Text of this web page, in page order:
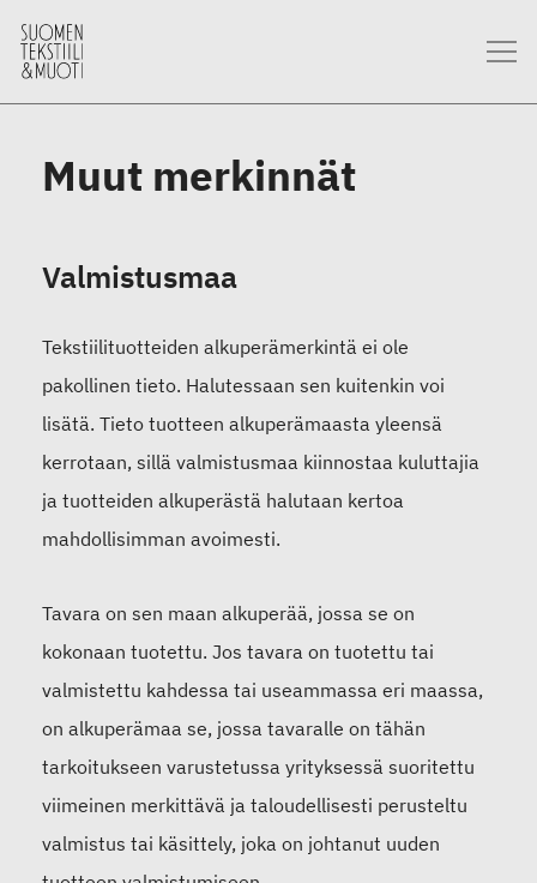
Muut merkinnät
Valmistusmaa
Tekstiilituotteiden alkuperämerkintä ei ole
pakollinen tieto. Halutessaan sen kuitenkin voi
lisätä. Tieto tuotteen alkuperämaasta yleensä
kerrotaan, sillä valmistusmaa kiinnostaa kuluttajia
ja tuotteiden alkuperästä halutaan kertoa
mahdollisimman avoimesti.
Tavara on sen maan alkuperää, jossa se on
kokonaan tuotettu. Jos tavara on tuotettu tai
valmistettu kahdessa tai useammassa eri maassa,
on alkuperämaa se, jossa tavaralle on tähän
tarkoitukseen varustetussa yrityksessä suoritettu
viimeinen merkittävä ja taloudellisesti perusteltu
valmistus tai käsittely, joka on johtanut uuden